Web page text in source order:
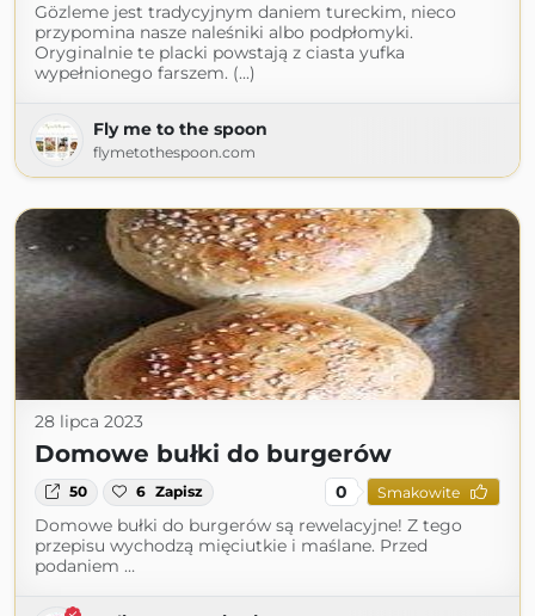
Gözleme jest tradycyjnym daniem tureckim, nieco
przypomina nasze naleśniki albo podpłomyki.
Oryginalnie te placki powstają z ciasta yufka
wypełnionego farszem. (...)
Fly me to the spoon
flymetothespoon.com
28 lipca 2023
Domowe bułki do burgerów
50 6 Zapisz 0 Smakowite
Domowe bułki do burgerów są rewelacyjne! Z tego
przepisu wychodzą mięciutkie i maślane. Przed
podaniem …